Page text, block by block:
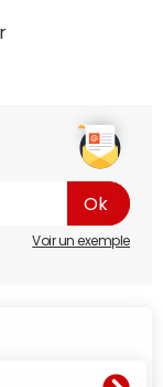
Voir un exemple